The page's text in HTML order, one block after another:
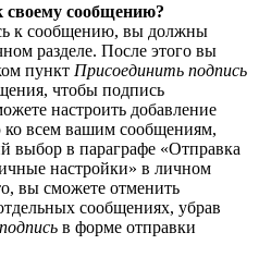
своему сообщению?
к сообщению, вы должны
разделе. После этого вы
пункт Присоединить подпись
чтобы подпись
настроить добавление
всем вашим сообщениям,
выбор в параграфе «Отправка
настройки» в личном
вы сможете отменить
сообщениях, убрав
в форме отправки